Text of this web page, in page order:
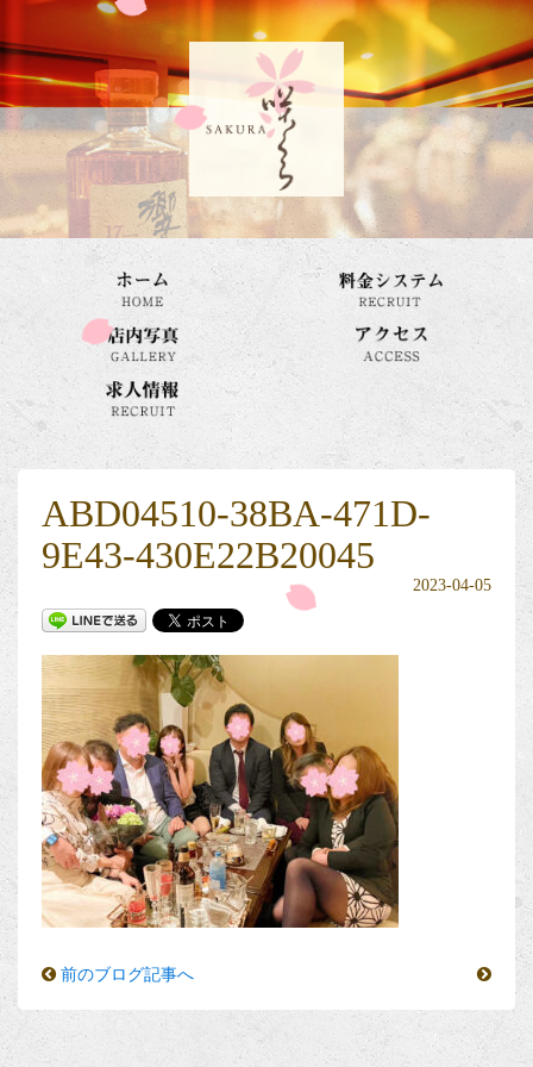
ABD04510-38BA-471D-
9E43-430E22B20045
2023-04-05
前のブログ記事へ